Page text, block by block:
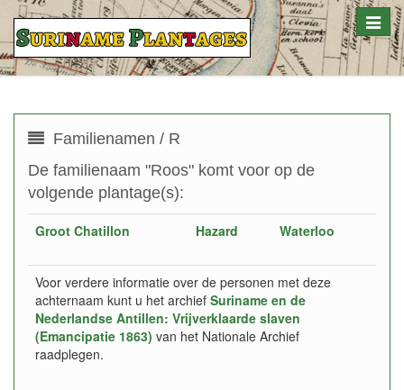
Toggle
Familienamen / R
De familienaam "Roos" komt voor op de
volgende plantage(s):
Groot Chatillon Hazard Waterloo
Voor verdere informatie over de personen met deze
achternaam kunt u het archief Suriname en de
Nederlandse Antillen: Vrijverklaarde slaven
(Emancipatie 1863) van het Nationale Archief
raadplegen.